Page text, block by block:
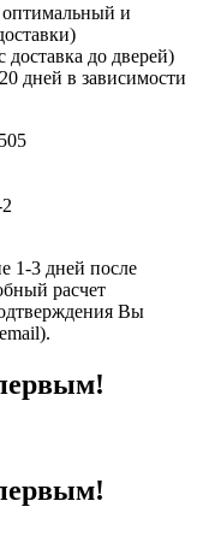
и
доставка до дверей)
дней в зависимости
1-3 дней после
расчет
Вы